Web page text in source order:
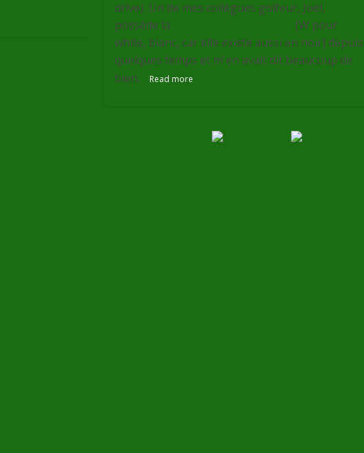
drive). Un de mes collègues golfeur, Joël,
possède la
(W pour
white, blanc, car elle existe aussi en noir) depuis
quelques temps et m'en avait dit beaucoup de
bien.
Read more